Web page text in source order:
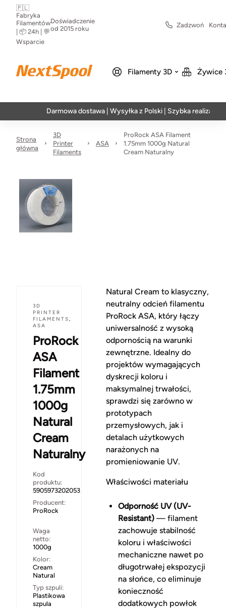
🇵🇱
Fabryka
Filamentów
| 📦 24h | 💬
Wsparcie
Doświadczenie
od 2015 roku
Zadzwoń
Filamenty 3D Żywice
Darmowa dostawa | Wysyłka z Polski | Szybka realizacja w 24h
Strona
główna
3D
Printer
Filaments
ASA
ProRock ASA Filament
1.75mm 1000g Natural
Cream Naturalny
3D
PRINTER
FILAMENTS,
ASA
ProRock
ASA
Filament
1.75mm
1000g
Natural
Cream
Naturalny
Kod
produktu:
5905973202053
Producent:
ProRock
Waga
netto:
1000g
Kolor:
Cream
Natural
Typ szpuli:
Plastikowa
szpula
Natural Cream to klasyczny,
neutralny odcień filamentu
ProRock ASA, który łączy
uniwersalność z wysoką
odpornością na warunki
zewnętrzne. Idealny do
projektów wymagających
dyskrecji koloru i
maksymalnej trwałości,
sprawdzi się zarówno w
prototypach
przemysłowych, jak i
detalach użytkowych
narażonych na
promieniowanie UV.
Właściwości materiału
Odporność UV (UV-
Resistant)— filament
zachowuje stabilność
koloru i właściwości
mechaniczne nawet po
długotrwałej ekspozycji
na słońce, co eliminuje
konieczność
dodatkowych powłok